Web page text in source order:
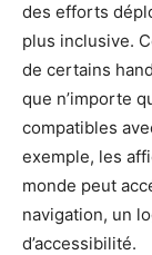
des efforts
plus inclusive.
de certains
que n’importe
compatibles
exemple, les
monde peut
navigation, un
d’accessibilité.